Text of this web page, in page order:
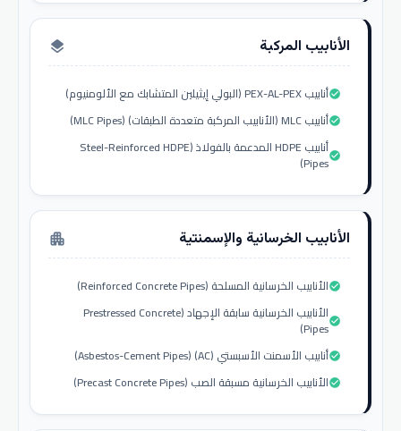
الأنابيب المركبة layers
أنابيب PEX-AL-PEX (البولي إيثيلين المتشابك مع الألومنيوم)check_circle
أنابيب MLC (الأنابيب المركبة متعددة الطبقات) (MLC Pipes)check_circle
أنابيب HDPE المدعمة بالفولاذ (Steel-Reinforced HDPE
Pipes)check_circle
الأنابيب الخرسانية والإسمنتية apartment
الأنابيب الخرسانية المسلحة (Reinforced Concrete Pipes)check_circle
الأنابيب الخرسانية سابقة الإجهاد (Prestressed Concrete
Pipes)check_circle
أنابيب الأسمنت الأسبستي (AC) (Asbestos-Cement Pipes)check_circle
الأنابيب الخرسانية مسبقة الصب (Precast Concrete Pipes)check_circle